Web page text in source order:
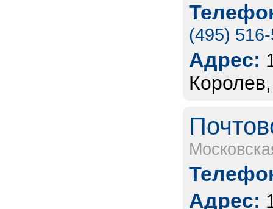
(495)
Адрес:
Адрес: